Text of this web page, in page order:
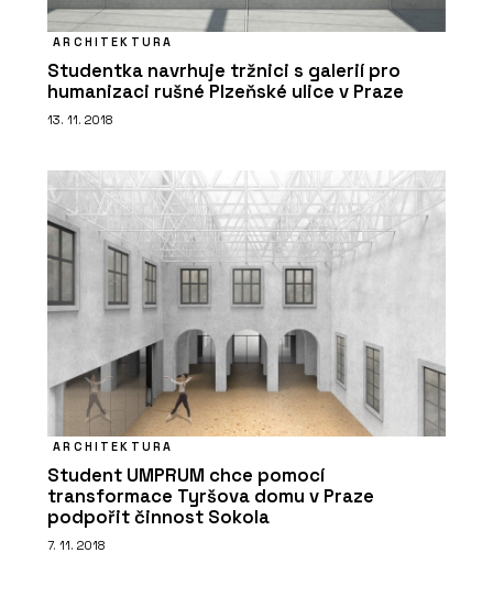
ARCHITEKTURA
Studentka navrhuje tržnici s galerií pro
humanizaci rušné Plzeňské ulice v Praze
13. 11. 2018
ARCHITEKTURA
Student UMPRUM chce pomocí
transformace Tyršova domu v Praze
podpořit činnost Sokola
7. 11. 2018